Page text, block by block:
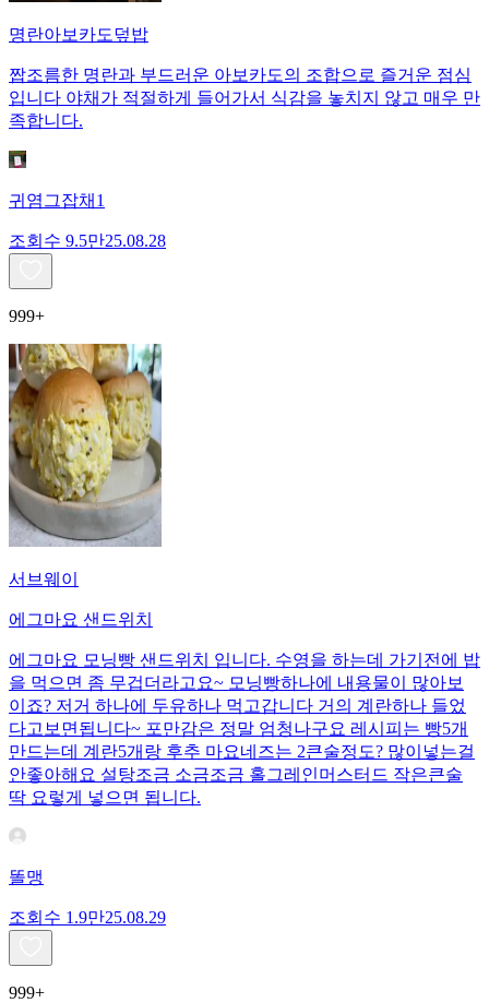
명란아보카도덮밥
짭조름한 명란과 부드러운 아보카도의 조합으로 즐거운 점심
입니다 야채가 적절하게 들어가서 식감을 놓치지 않고 매우 만
족합니다.
귀염그잡채1
조회수 9.5만25.08.28
999+
서브웨이
에그마요 샌드위치
에그마요 모닝빵 샌드위치 입니다. 수영을 하는데 가기전에 밥
을 먹으면 좀 무겁더라고요~ 모닝빵하나에 내용물이 많아보
이죠? 저거 하나에 두유하나 먹고갑니다 거의 계란하나 들었
다고보면됩니다~ 포만감은 정말 엄청나구요 레시피는 빵5개
만드는데 계란5개랑 후추 마요네즈는 2큰술정도? 많이넣는걸
안좋아해요 설탕조금 소금조금 홀그레인머스터드 작은큰술
딱 요렇게 넣으면 됩니다.
똘맹
조회수 1.9만25.08.29
999+